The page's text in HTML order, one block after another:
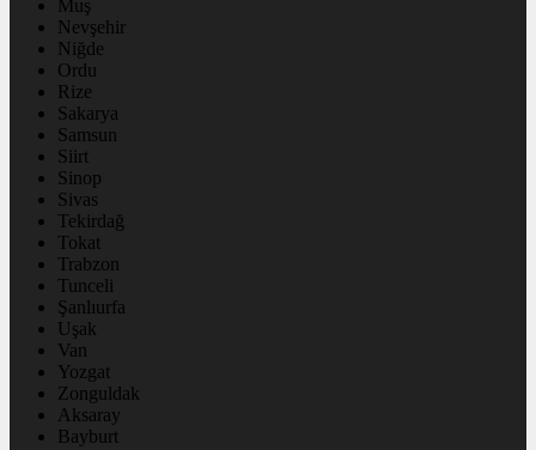
Muş
Nevşehir
Niğde
Ordu
Rize
Sakarya
Samsun
Siirt
Sinop
Sivas
Tekirdağ
Tokat
Trabzon
Tunceli
Şanlıurfa
Uşak
Van
Yozgat
Zonguldak
Aksaray
Bayburt